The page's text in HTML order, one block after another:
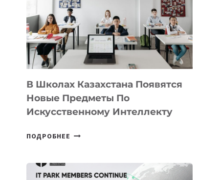
В Школах Казахстана Появятся
Новые Предметы По
Искусственному Интеллекту
ПОДРОБНЕЕ